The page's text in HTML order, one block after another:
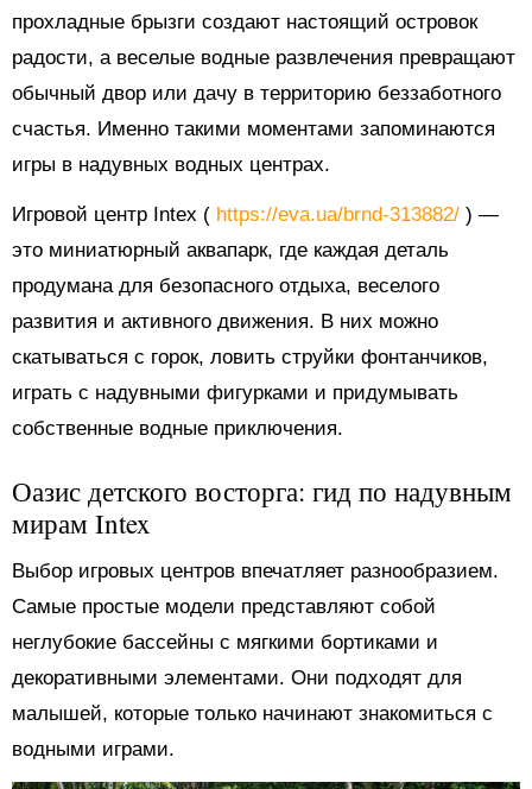
прохладные брызги создают настоящий островок
радости, а веселые водные развлечения превращают
обычный двор или дачу в территорию беззаботного
счастья. Именно такими моментами запоминаются
игры в надувных водных центрах.
Игровой центр Intex ( https://eva.ua/brnd-313882/ ) —
это миниатюрный аквапарк, где каждая деталь
продумана для безопасного отдыха, веселого
развития и активного движения. В них можно
скатываться с горок, ловить струйки фонтанчиков,
играть с надувными фигурками и придумывать
собственные водные приключения.
Оазис детского восторга: гид по надувным
мирам Intex
Выбор игровых центров впечатляет разнообразием.
Самые простые модели представляют собой
неглубокие бассейны с мягкими бортиками и
декоративными элементами. Они подходят для
малышей, которые только начинают знакомиться с
водными играми.